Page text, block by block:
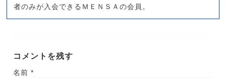
者のみが入会できるＭＥＮＳＡの会員。
コメントを残す
名前*